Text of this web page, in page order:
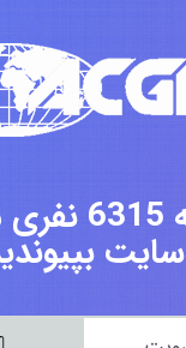
به جامعه
سایت